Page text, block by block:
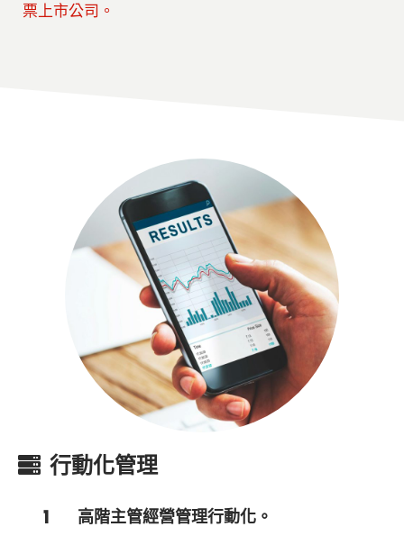
票上市公司。
行動化管理
1 高階主管經營管理行動化。